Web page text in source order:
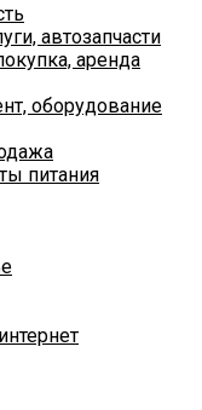
автозапчасти
аренда
оборудование
питания